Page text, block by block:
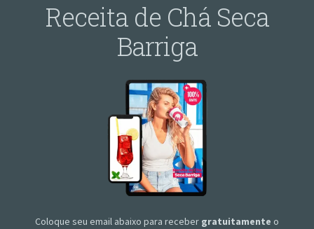
Receita de Chá Seca
Barriga
Coloque seu email abaixo para receber gratuitamente o